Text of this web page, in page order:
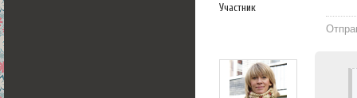
Участник